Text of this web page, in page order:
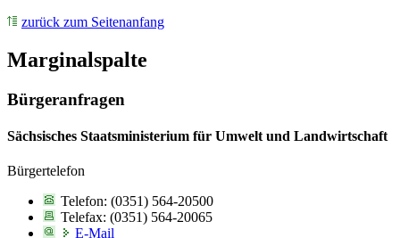
zurück zum Seitenanfang
Marginalspalte
Bürgeranfragen
Sächsisches Staatsministerium für Umwelt und Landwirtschaft
Bürgertelefon
Telefon: (0351) 564-20500
Telefax: (0351) 564-20065
E-Mail